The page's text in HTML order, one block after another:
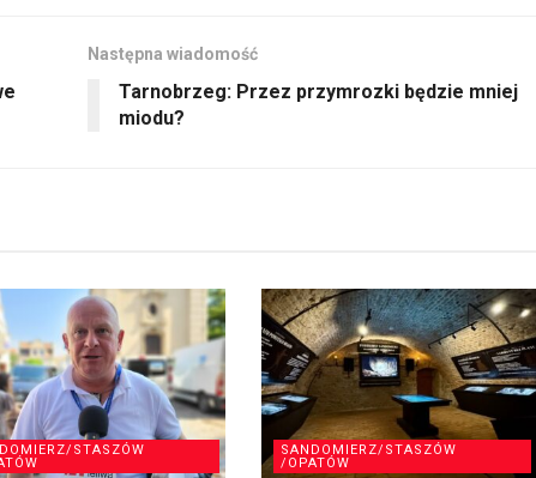
Następna wiadomość
Tarnobrzeg: Przez przymrozki będzie mniej
miodu?
STASZÓW
SANDOMIERZ/STASZÓW
/OPATÓW